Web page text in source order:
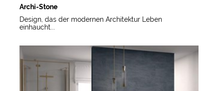
Archi-Stone
Design, das der modernen Architektur Leben
einhaucht...